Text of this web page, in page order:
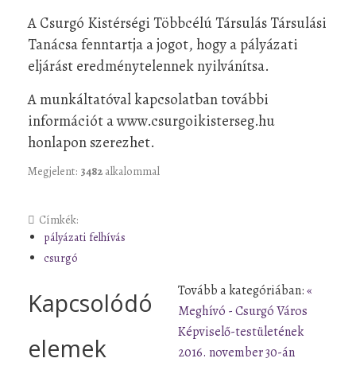
A Csurgó Kistérségi Többcélú Társulás Társulási
Tanácsa fenntartja a jogot, hogy a pályázati
eljárást eredménytelennek nyilvánítsa.
A munkáltatóval kapcsolatban további
információt a www.csurgoikisterseg.hu
honlapon szerezhet.
Megjelent: 3482 alkalommal
Címkék:
pályázati felhívás
csurgó
Kapcsolódó
elemek
Tovább a kategóriában:«
Meghívó - Csurgó Város
Képviselő-testületének
2016. november 30-án